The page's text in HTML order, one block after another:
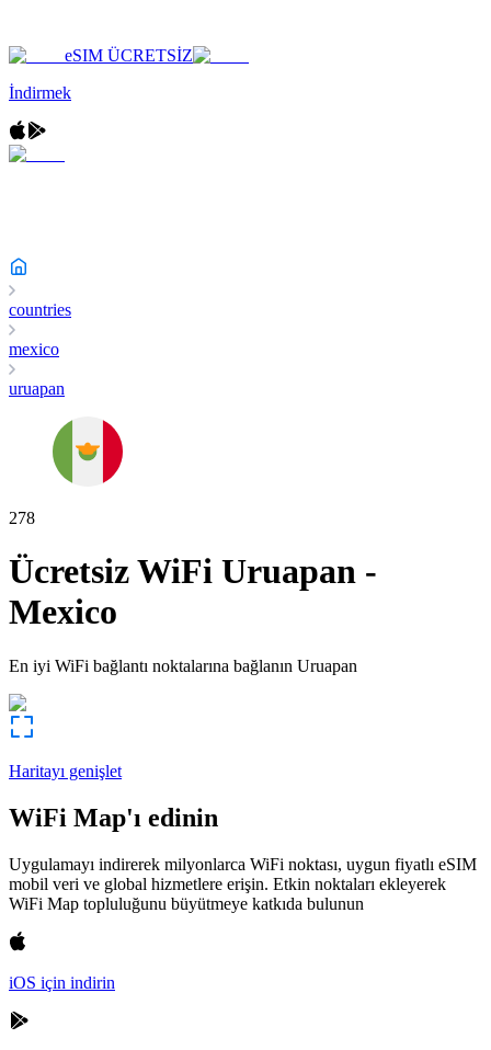
eSIM ÜCRETSİZ
İndirmek
countries
mexico
uruapan
278
Ücretsiz WiFi Uruapan -
Mexico
En iyi WiFi bağlantı noktalarına bağlanın Uruapan
Haritayı genişlet
WiFi Map'ı edinin
Uygulamayı indirerek milyonlarca WiFi noktası, uygun fiyatlı eSIM
mobil veri ve global hizmetlere erişin. Etkin noktaları ekleyerek
WiFi Map topluluğunu büyütmeye katkıda bulunun
iOS için indirin